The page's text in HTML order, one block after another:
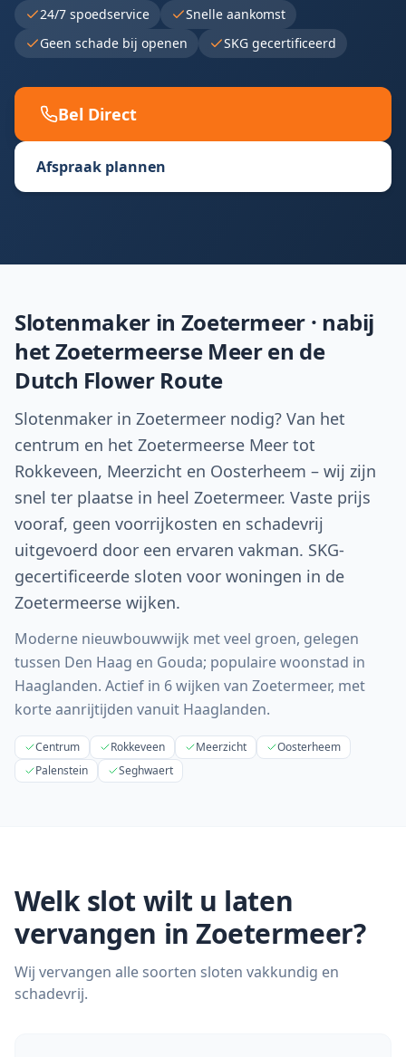
24/7 spoedservice
Snelle aankomst
Geen schade bij openen
SKG gecertificeerd
Bel Direct
Afspraak plannen
Slotenmaker in Zoetermeer · nabij
het Zoetermeerse Meer en de
Dutch Flower Route
Slotenmaker in Zoetermeer nodig? Van het
centrum en het Zoetermeerse Meer tot
Rokkeveen, Meerzicht en Oosterheem – wij zijn
snel ter plaatse in heel Zoetermeer. Vaste prijs
vooraf, geen voorrijkosten en schadevrij
uitgevoerd door een ervaren vakman. SKG-
gecertificeerde sloten voor woningen in de
Zoetermeerse wijken.
Moderne nieuwbouwwijk met veel groen, gelegen
tussen Den Haag en Gouda; populaire woonstad in
Haaglanden. Actief in 6wijken van Zoetermeer, met
korte aanrijtijden vanuit Haaglanden.
Centrum Rokkeveen Meerzicht
Oosterheem
Palenstein
Seghwaert
Welk slot wilt u laten
vervangen inZoetermeer?
Wij vervangen alle soorten sloten vakkundig en
schadevrij.